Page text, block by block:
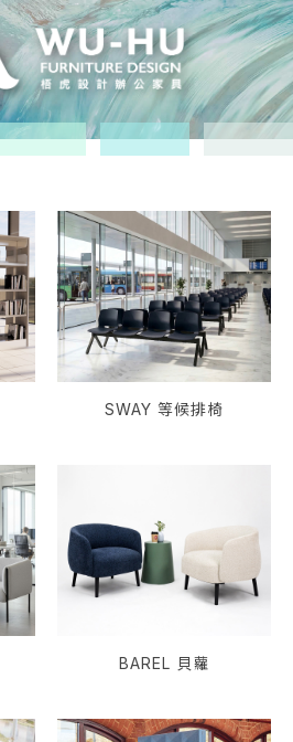
SWAY 等候排椅
BAREL 貝蘿